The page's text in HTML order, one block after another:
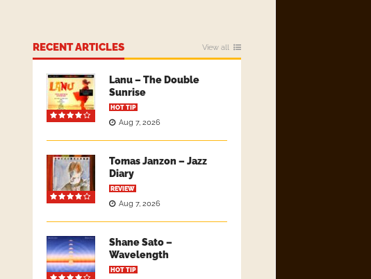
RECENT ARTICLES View all
Lanu – The Double
Sunrise
HOT TIP
Aug 7, 2026
Tomas Janzon – Jazz
Diary
REVIEW
Aug 7, 2026
Shane Sato –
Wavelength
HOT TIP